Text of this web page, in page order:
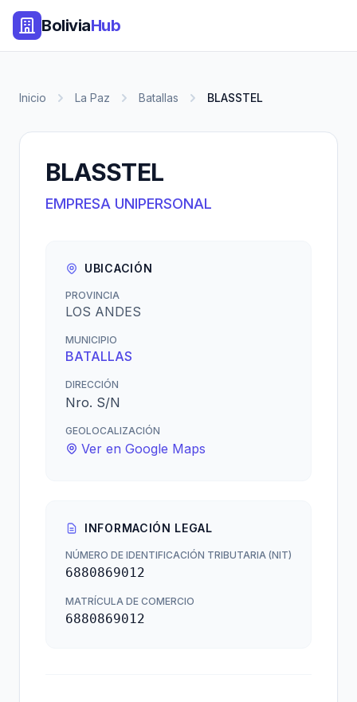
BoliviaHub
Inicio La Paz Batallas BLASSTEL
BLASSTEL
EMPRESA UNIPERSONAL
UBICACIÓN
PROVINCIA
LOS ANDES
MUNICIPIO
BATALLAS
DIRECCIÓN
Nro. S/N
GEOLOCALIZACIÓN
Ver en Google Maps
INFORMACIÓN LEGAL
NÚMERO DE IDENTIFICACIÓN TRIBUTARIA (NIT)
6880869012
MATRÍCULA DE COMERCIO
6880869012